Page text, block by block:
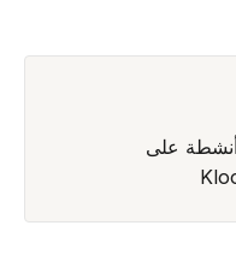
أنشطة على